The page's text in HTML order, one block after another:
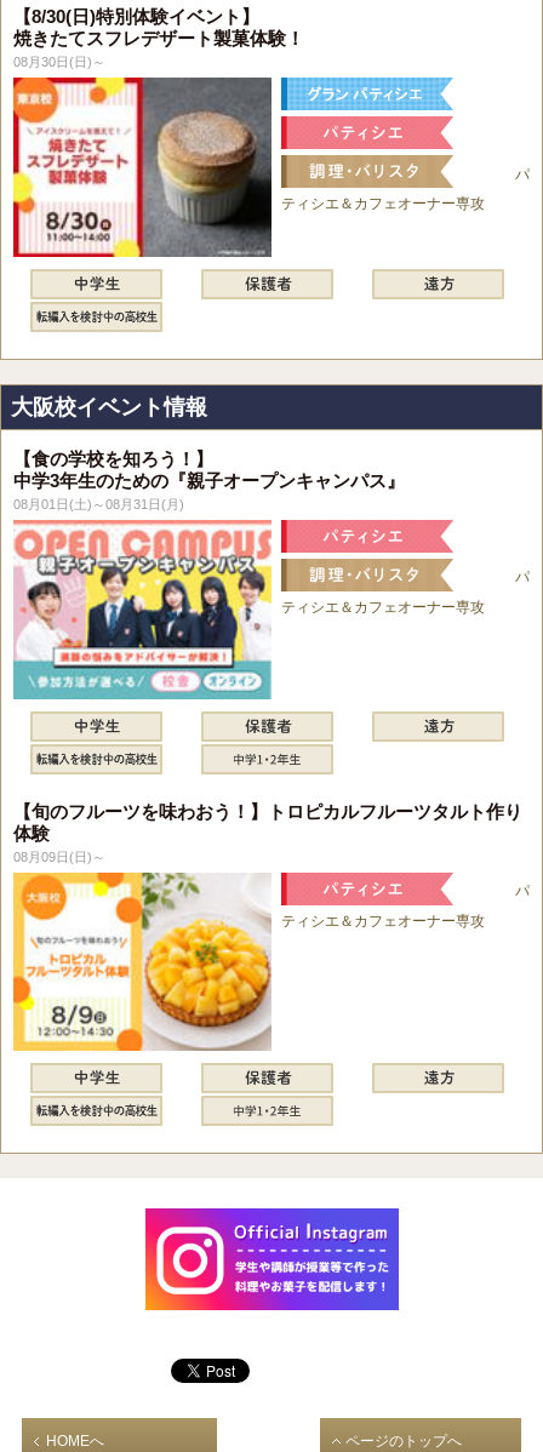
【8/30(日)特別体験イベント】
焼きたてスフレデザート製菓体験！
08月30日(日)～
パ
ティシエ＆カフェオーナー専攻
大阪校イベント情報
【食の学校を知ろう！】
中学3年生のための『親子オープンキャンパス』
08月01日(土)～08月31日(月)
パ
ティシエ＆カフェオーナー専攻
【旬のフルーツを味わおう！】トロピカルフルーツタルト作り
体験
08月09日(日)～
パ
ティシエ＆カフェオーナー専攻
HOMEへ ページのトップへ